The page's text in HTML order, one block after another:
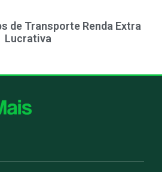
de Transporte Renda Extra
Lucrativa